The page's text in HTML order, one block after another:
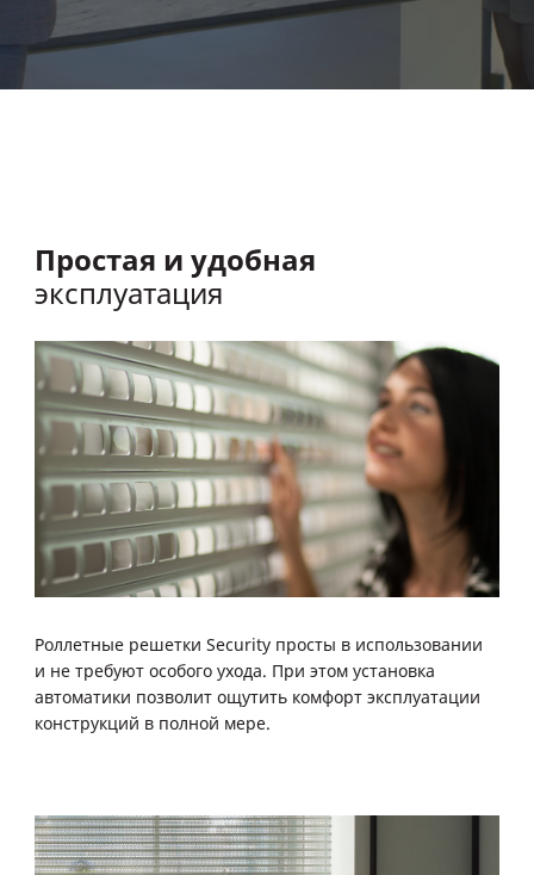
Простая и удобная
эксплуатация
Роллетные решетки Security просты в использовании
и не требуют особого ухода. При этом установка
автоматики позволит ощутить комфорт эксплуатации
конструкций в полной мере.